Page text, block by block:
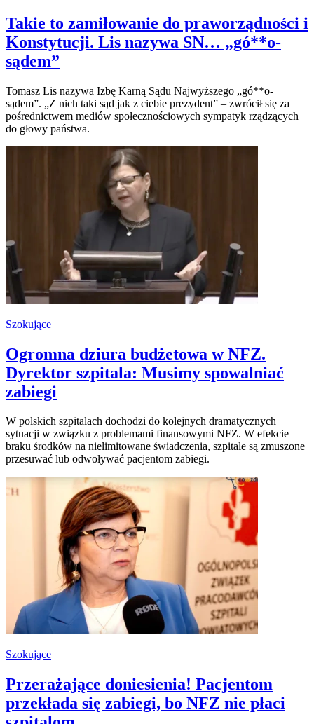
Takie to zamiłowanie do praworządności i
Konstytucji. Lis nazywa SN… „gó**o-
sądem”
Tomasz Lis nazywa Izbę Karną Sądu Najwyższego „gó**o-
sądem”. „Z nich taki sąd jak z ciebie prezydent” – zwrócił się za
pośrednictwem mediów społecznościowych sympatyk rządzących
do głowy państwa.
Szokujące
Ogromna dziura budżetowa w NFZ.
Dyrektor szpitala: Musimy spowalniać
zabiegi
W polskich szpitalach dochodzi do kolejnych dramatycznych
sytuacji w związku z problemami finansowymi NFZ. W efekcie
braku środków na nielimitowane świadczenia, szpitale są zmuszone
przesuwać lub odwoływać pacjentom zabiegi.
Szokujące
Przerażające doniesienia! Pacjentom
przekłada się zabiegi, bo NFZ nie płaci